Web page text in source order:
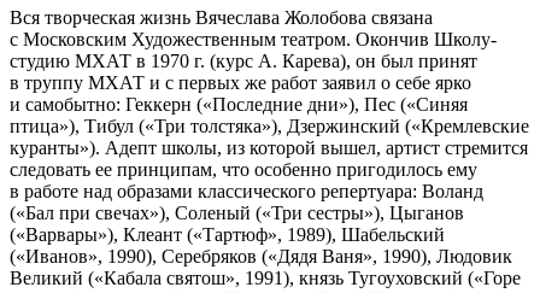
Вся творческая жизнь Вячеслава Жолобова связана
с Московским Художественным театром. Окончив Школу-
студию МХАТ в 1970 г. (курс А. Карева), он был принят
в труппу МХАТ и с первых же работ заявил о себе ярко
и самобытно: Геккерн («Последние дни»), Пес («Синяя
птица»), Тибул («Три толстяка»), Дзержинский («Кремлевские
куранты»). Адепт школы, из которой вышел, артист стремится
следовать ее принципам, что особенно пригодилось ему
в работе над образами классического репертуара: Воланд
(«Бал при свечах»), Соленый («Три сестры»), Цыганов
(«Варвары»), Клеант («Тартюф», 1989), Шабельский
(«Иванов», 1990), Серебряков («Дядя Ваня», 1990), Людовик
Великий («Кабала святош», 1991), князь Тугоуховский («Горе